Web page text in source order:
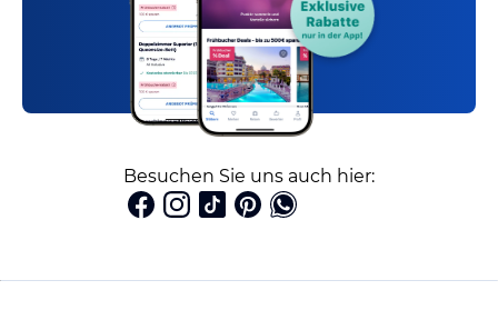
Besuchen Sie uns auch hier: